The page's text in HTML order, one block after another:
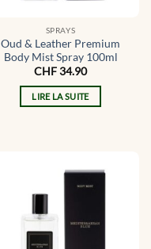
SPRAYS
Oud & Leather Premium
Body Mist Spray 100ml
CHF34.90
LIRE LA SUITE